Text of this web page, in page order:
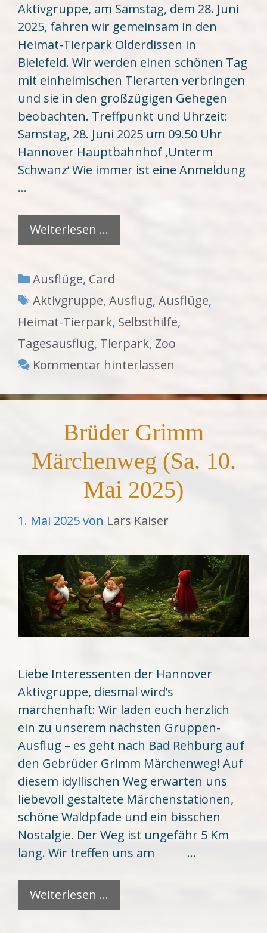
Aktivgruppe, am Samstag, dem 28. Juni
2025, fahren wir gemeinsam in den
Heimat-Tierpark Olderdissen in
Bielefeld. Wir werden einen schönen Tag
mit einheimischen Tierarten verbringen
und sie in den großzügigen Gehegen
beobachten. Treffpunkt und Uhrzeit:
Samstag, 28. Juni 2025 um 09.50 Uhr
Hannover Hauptbahnhof ‚Unterm
Schwanz‘ Wie immer ist eine Anmeldung
…
Weiterlesen …
Kategorien
Ausflüge, Card
Schlagwörter
Aktivgruppe, Ausflug, Ausflüge,
Heimat-Tierpark, Selbsthilfe,
Tagesausflug, Tierpark, Zoo
Kommentar hinterlassen
Brüder Grimm
Märchenweg (Sa. 10.
Mai 2025)
1. Mai 2025von Lars Kaiser
Liebe Interessenten der Hannover
Aktivgruppe, diesmal wird’s
märchenhaft: Wir laden euch herzlich
ein zu unserem nächsten Gruppen-
Ausflug – es geht nach Bad Rehburg auf
den Gebrüder Grimm Märchenweg! Auf
diesem idyllischen Weg erwarten uns
liebevoll gestaltete Märchenstationen,
schöne Waldpfade und ein bisschen
Nostalgie. Der Weg ist ungefähr 5 Km
lang. Wir treffen uns am …
Weiterlesen …